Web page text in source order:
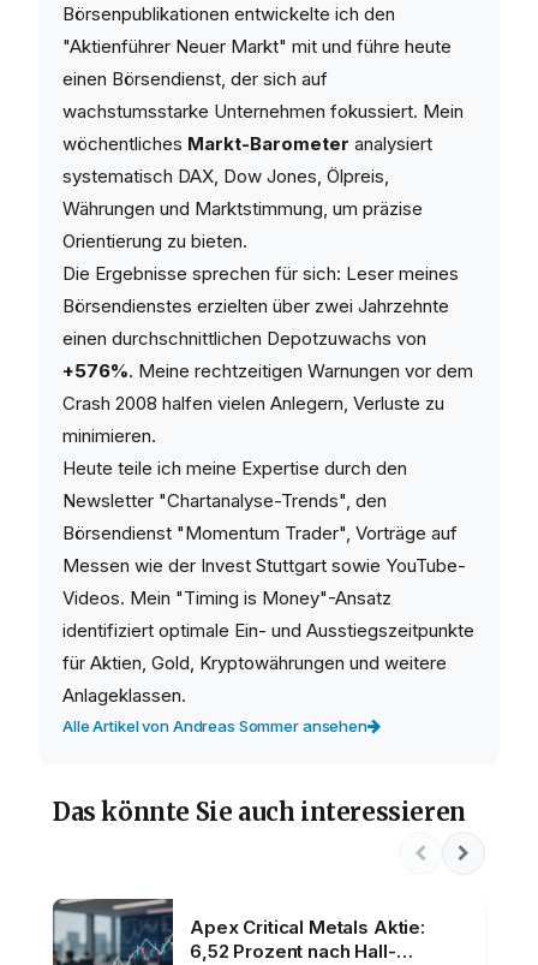
Börsenpublikationen entwickelte ich den
"Aktienführer Neuer Markt" mit und führe heute
einen Börsendienst, der sich auf
wachstumsstarke Unternehmen fokussiert. Mein
wöchentliches Markt-Barometer analysiert
systematisch DAX, Dow Jones, Ölpreis,
Währungen und Marktstimmung, um präzise
Orientierung zu bieten.
Die Ergebnisse sprechen für sich: Leser meines
Börsendienstes erzielten über zwei Jahrzehnte
einen durchschnittlichen Depotzuwachs von
+576%. Meine rechtzeitigen Warnungen vor dem
Crash 2008 halfen vielen Anlegern, Verluste zu
minimieren.
Heute teile ich meine Expertise durch den
Newsletter "Chartanalyse-Trends", den
Börsendienst "Momentum Trader", Vorträge auf
Messen wie der Invest Stuttgart sowie YouTube-
Videos. Mein "Timing is Money"-Ansatz
identifiziert optimale Ein- und Ausstiegszeitpunkte
für Aktien, Gold, Kryptowährungen und weitere
Anlageklassen.
Alle Artikel von Andreas Sommer ansehen
Das könnte Sie auch interessieren
Apex Critical Metals Aktie:
6,52 Prozent nach Hall-